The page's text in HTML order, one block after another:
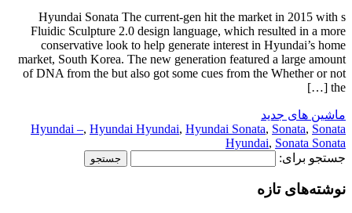
Hyundai Sonata The current-gen hit the market in 2015 with s
Fluidic Sculpture 2.0 design language, which resulted in a more
conservative look to help generate interest in Hyundai’s home
market, South Korea. The new generation featured a large amount
of DNA from the but also got some cues from the Whether or not
the […]
ماشین های جدید
Hyundai –, Hyundai Hyundai, Hyundai Sonata, Sonata, Sonata
Hyundai, Sonata Sonata
جستجو برای:
نوشته‌های تازه